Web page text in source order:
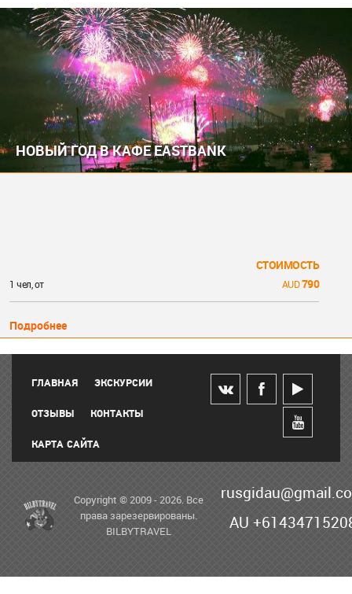
НОВЫЙ ГОД В КАФЕ EASTBANK
СТОИМОСТЬ
1 чел, от 790
Подробнее
ГЛАВНАЯ ЭКСКУРСИИ
ОТЗЫВЫ КОНТАКТЫ
КАРТА САЙТА
Copyright © 2009 - 2026. Все
права зарезервированы.
BILBYTRAVEL
AU